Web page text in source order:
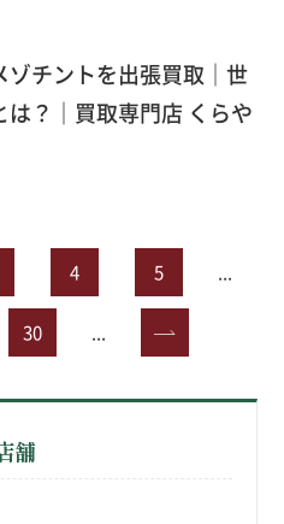
ゾチントを出張買取｜世
？｜買取専門店 くらや
4 5 ...
30 ... »
舗